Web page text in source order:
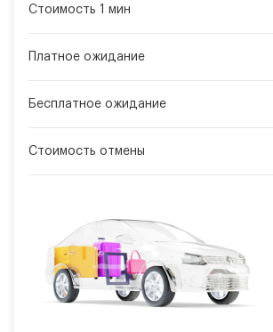
Стоимость 1 мин
Платное ожидание
Бесплатное ожидание
Стоимость отмены